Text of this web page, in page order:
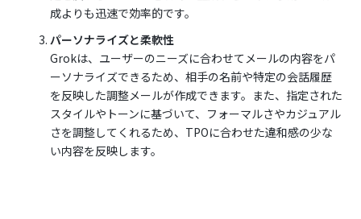
成よりも迅速で効率的です。
パーソナライズと柔軟性
Grokは、ユーザーのニーズに合わせてメールの内容をパ
ーソナライズできるため、相手の名前や特定の会話履歴
を反映した調整メールが作成できます。また、指定された
スタイルやトーンに基づいて、フォーマルさやカジュアル
さを調整してくれるため、TPOに合わせた違和感の少な
い内容を反映します。